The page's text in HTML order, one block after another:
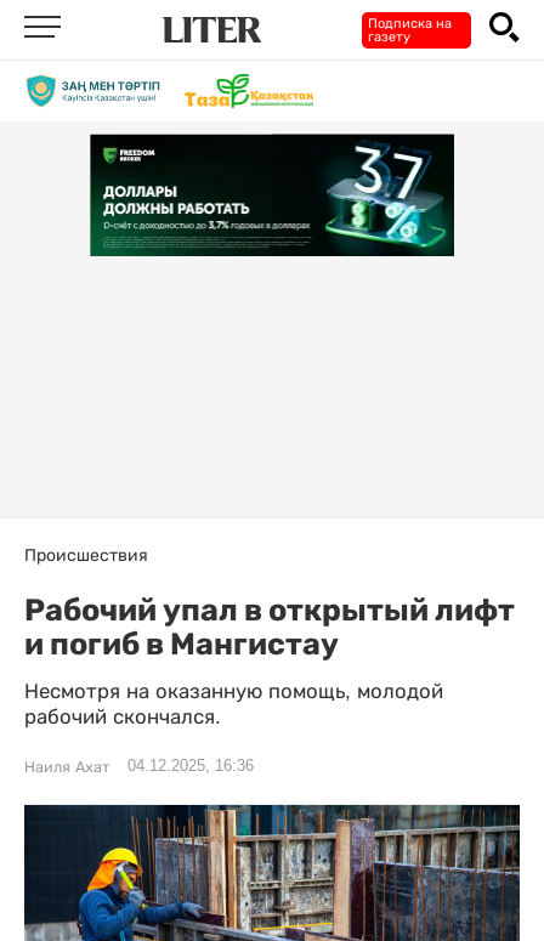
Подписка на
газету
Происшествия
Рабочий упал в открытый лифт
и погиб в Мангистау
Несмотря на оказанную помощь, молодой
рабочий скончался.
Наиля Ахат 04.12.2025, 16:36